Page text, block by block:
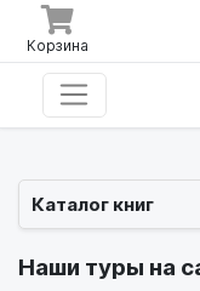
Корзина
Каталог книг
Наши туры на